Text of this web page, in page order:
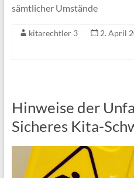
sämtlicher Umstände
kitarechtler 3 2. April
Hinweise der
Sicheres Kita-